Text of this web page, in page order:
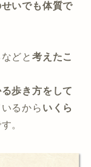
いでも体質で
どと 考えたこ
歩き方をして
るから いくら
。